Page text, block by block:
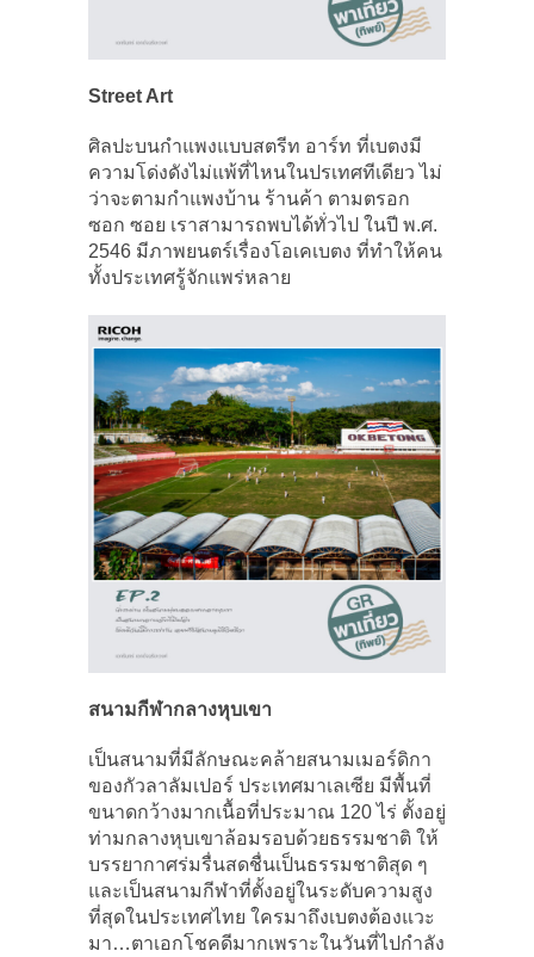
Street Art
ศิลปะบนกำแพงแบบสตรีท อาร์ท ที่เบตงมี
ความโด่งดังไม่แพ้ที่ไหนในปรเทศทีเดียว ไม่
ว่าจะตามกำแพงบ้าน ร้านค้า ตามตรอก
ซอก ซอย เราสามารถพบได้ทั่วไป ในปี พ.ศ.
2546 มีภาพยนตร์เรื่องโอเคเบตง ที่ทำให้คน
ทั้งประเทศรู้จักแพร่หลาย
สนามกีฬากลางหุบเขา
เป็นสนามที่มีลักษณะคล้ายสนามเมอร์ดิกา
ของกัวลาลัมเปอร์ ประเทศมาเลเซีย มีพื้นที่
ขนาดกว้างมากเนื้อที่ประมาณ 120 ไร่ ตั้งอยู่
ท่ามกลางหุบเขาล้อมรอบด้วยธรรมชาติ ให้
บรรยากาศร่มรื่นสดชื่นเป็นธรรมชาติสุด ๆ
และเป็นสนามกีฬาที่ตั้งอยู่ในระดับความสูง
ที่สุดในประเทศไทย ใครมาถึงเบตงต้องแวะ
มา…ตาเอกโชคดีมากเพราะในวันที่ไปกำลัง